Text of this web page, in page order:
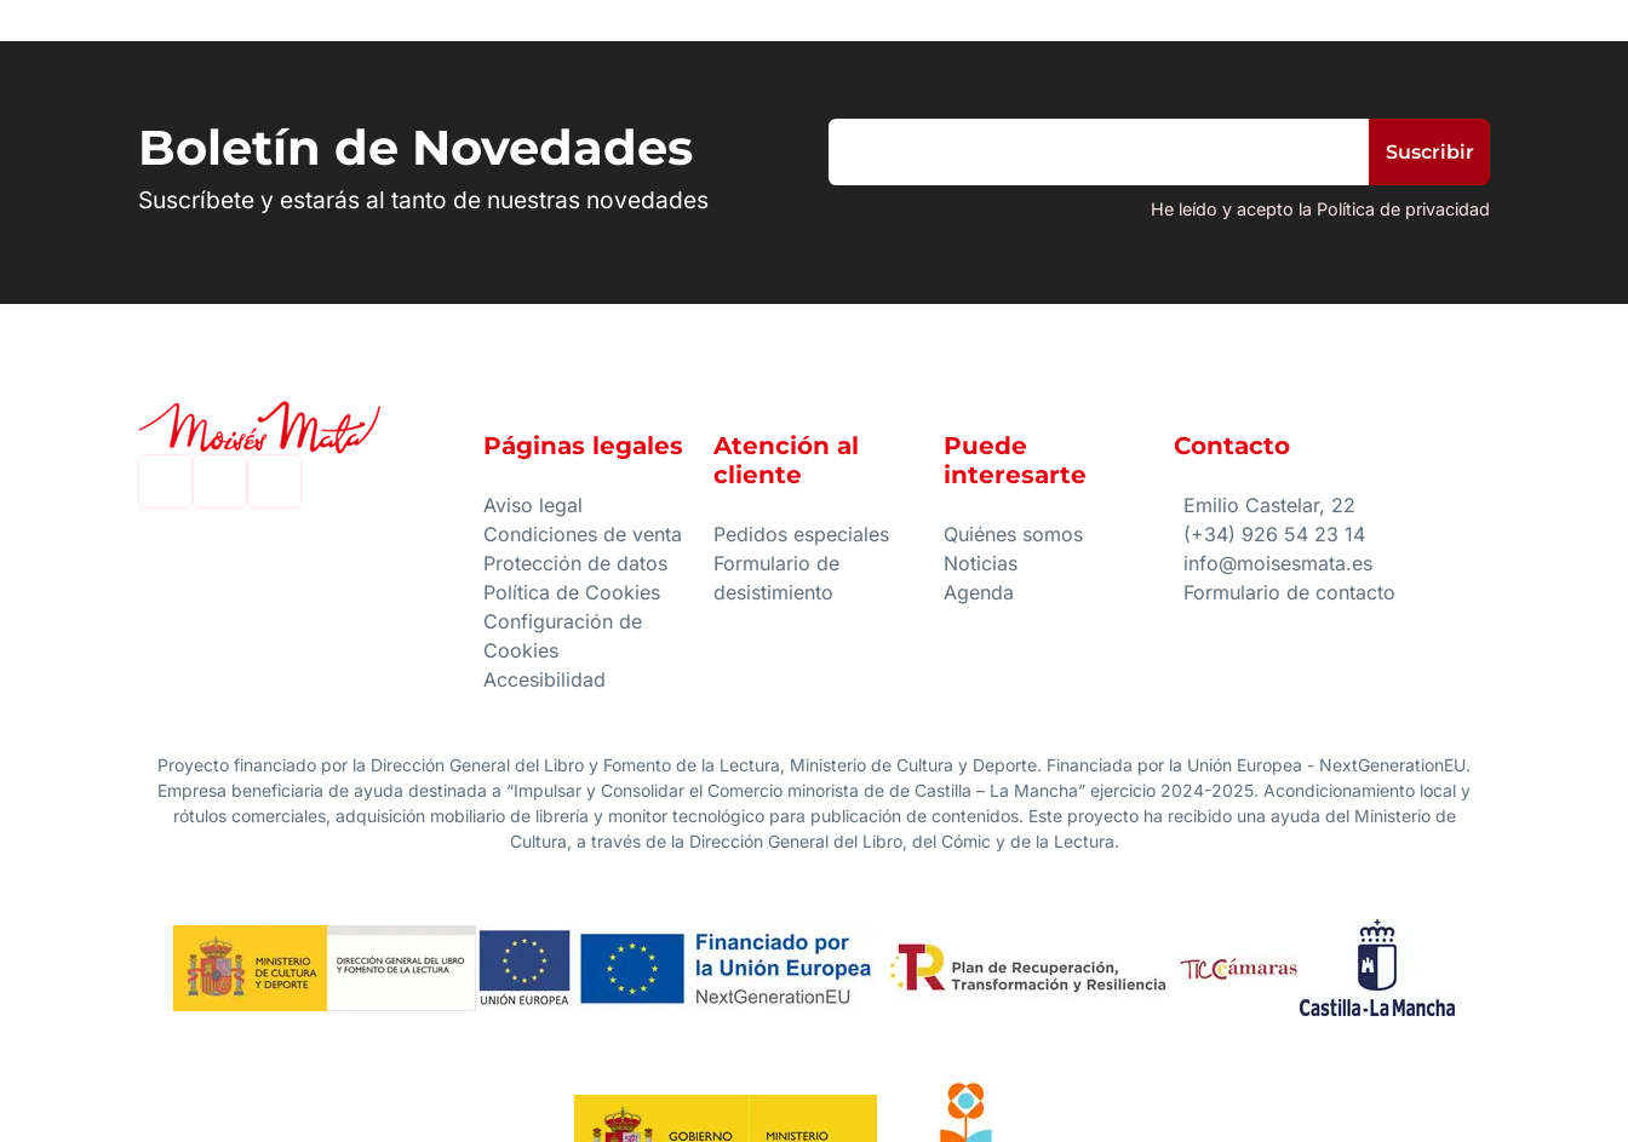
Boletín de Novedades
Suscríbete y estarás al tanto de nuestras novedades He leído y acepto la Política de privacidad
Páginas legales
Aviso legal
Condiciones de venta
Protección de datos
Política de Cookies
Configuración de
Cookies
Accesibilidad
Atención al
cliente
Pedidos especiales
Formulario de
desistimiento
Puede
interesarte
Quiénes somos
Noticias
Agenda
Contacto
Emilio Castelar, 22
(+34) 926 54 23 14
info@moisesmata.es
Formulario de contacto
Proyecto financiado por la Dirección General del Libro y Fomento de la Lectura, Ministerio de Cultura y Deporte. Financiada por la Unión Europea - NextGenerationEU.
Empresa beneficiaria de ayuda destinada a “Impulsar y Consolidar el Comercio minorista de de Castilla – La Mancha” ejercicio 2024-2025. Acondicionamiento local y
rótulos comerciales, adquisición mobiliario de librería y monitor tecnológico para publicación de contenidos. Este proyecto ha recibido una ayuda del Ministerio de
Cultura, a través de la Dirección General del Libro, del Cómic y de la Lectura.